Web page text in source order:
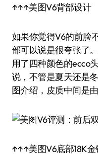
↑↑↑美图V6背部设计
如果你觉得V6的前脸
部可以说是很夸张了
用了四种颜色的ecco
说，不管是夏天还是
图介绍，皮质中间是
↑↑↑美图V6底部18K金